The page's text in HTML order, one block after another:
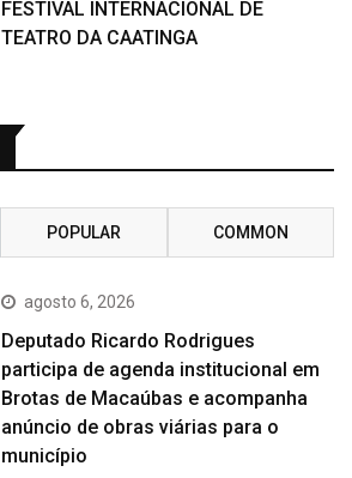
FESTIVAL INTERNACIONAL DE
TEATRO DA CAATINGA
POPULAR COMMON
agosto 6, 2026
Deputado Ricardo Rodrigues
participa de agenda institucional em
Brotas de Macaúbas e acompanha
anúncio de obras viárias para o
município